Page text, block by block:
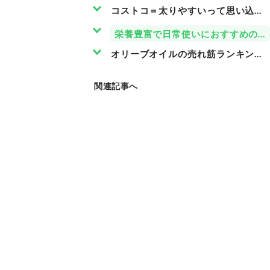
コストコ＝太りやすいって思い込ん
栄養豊富で日常使いにおすすめの
オリーブオイルの売れ筋ランキング
関連記事へ